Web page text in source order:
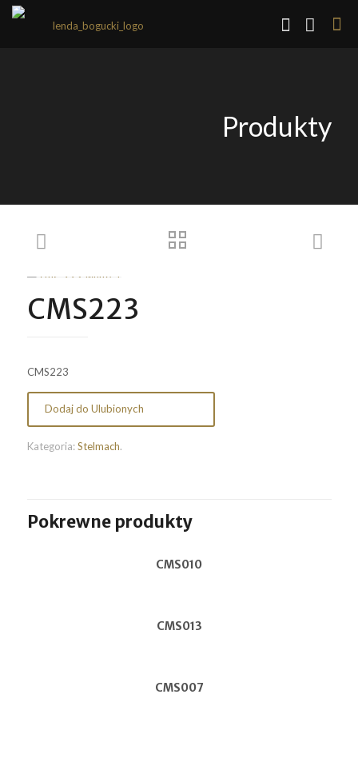
Produkty
CMS223
CMS223
Dodaj do Ulubionych
Kategoria:Stelmach.
Pokrewne produkty
CMS010
CMS013
CMS007